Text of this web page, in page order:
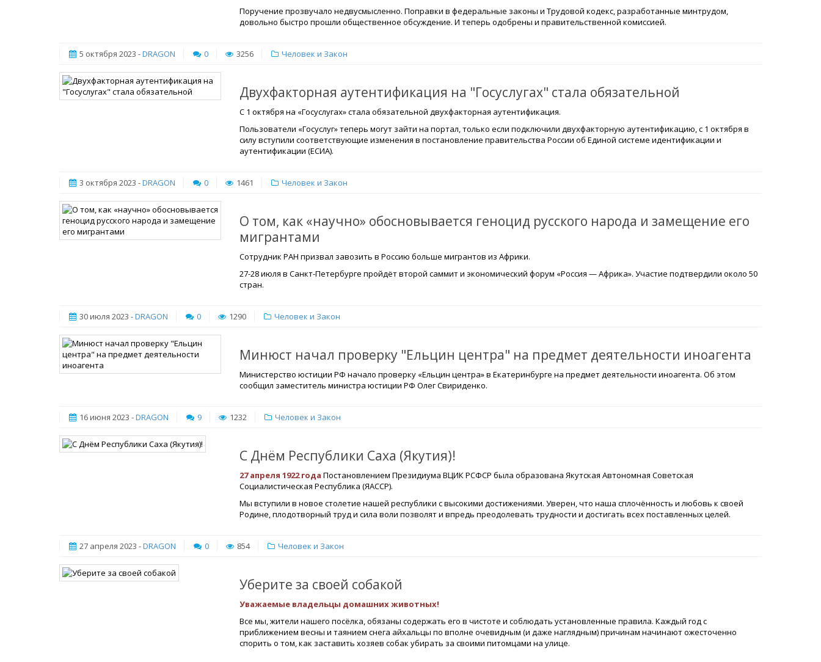
Поручение прозвучало недвусмысленно. Поправки в федеральные законы и Трудовой кодекс, разработанные минтрудом,
довольно быстро прошли общественное обсуждение. И теперь одобрены и правительственной комиссией.
5 октября 2023 -DRAGON 0 3256 Человек и Закон
Двухфакторная аутентификация на "Госуслугах" стала обязательной
С 1 октября на «Госуслугах» стала обязательной двухфакторная аутентификация.
Пользователи «Госуслуг» теперь могут зайти на портал, только если подключили двухфакторную аутентификацию, с 1 октября в
силу вступили соответствующие изменения в постановление правительства России об Единой системе идентификации и
аутентификации (ЕСИА).
3 октября 2023 -DRAGON 0 1461 Человек и Закон
О том, как «научно» обосновывается геноцид русского народа и замещение его
мигрантами
Сотрудник РАН призвал завозить в Россию больше мигрантов из Африки.
27-28 июля в Санкт-Петербурге пройдёт второй саммит и экономический форум «Россия — Африка». Участие подтвердили около 50
стран.
30 июля 2023 -DRAGON 0 1290 Человек и Закон
Минюст начал проверку "Ельцин центра" на предмет деятельности иноагента
Министерство юстиции РФ начало проверку «Ельцин центра» в Екатеринбурге на предмет деятельности иноагента. Об этом
сообщил заместитель министра юстиции РФ Олег Свириденко.
16 июня 2023 -DRAGON 9 1232 Человек и Закон
С Днём Республики Саха (Якутия)!
27 апреля 1922 года Постановлением Президиума ВЦИК РСФСР была образована Якутская Автономная Советская
Социалистическая Республика (ЯАССР).
Мы вступили в новое столетие нашей республики с высокими достижениями. Уверен, что наша сплочённость и любовь к своей
Родине, плодотворный труд и сила воли позволят и впредь преодолевать трудности и достигать всех поставленных целей.
27 апреля 2023 -DRAGON 0 854 Человек и Закон
​Уберите за своей собакой
Уважаемые владельцы домашних животных!
Все мы, жители нашего посёлка, обязаны содержать его в чистоте и соблюдать установленные правила. Каждый год с
приближением весны и таянием снега айхальцы по вполне очевидным (и даже наглядным) причинам начинают ожесточенно
спорить о том, как заставить хозяев собак убирать за своими питомцами на улице.